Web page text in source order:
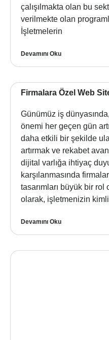
çalışılmakta olan bu
verilmekte olan
İşletmelerin
Devamını Oku
Firmalara Özel Web
Günümüz iş
önemi her geçen gün
daha etkili bir şekilde
artırmak ve rekabet
dijital varlığa ihtiyaç
karşılanmasında
tasarımları büyük bir rol
olarak, işletmenizin
Devamını Oku